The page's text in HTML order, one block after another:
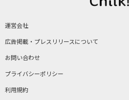
運営会社
広告掲載・プレスリリースについて
お問い合わせ
プライバシーポリシー
利用規約